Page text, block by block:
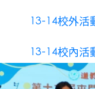
13-14校外活
13-14校內活